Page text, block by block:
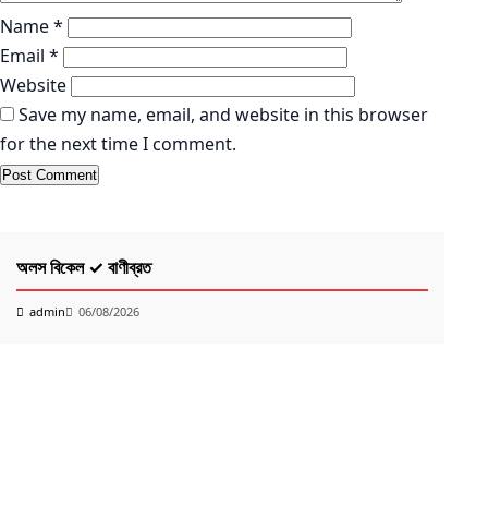
Name*
Email *
Website
Save my name, email, and website in this browser
for the next time I comment.
অলস বিকেল ✓ বাণীব্রত
admin 06/08/2026